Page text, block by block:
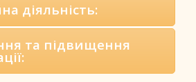
діяльність:
та підвищення